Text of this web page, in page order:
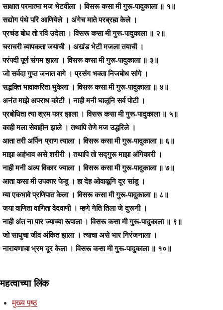
साक्षात परमात्मा मज भेटवीला । विसरू कसा मी गुरू-पादुकाला ॥ १॥
सद्योग पंथे परि आणियेले । अंगेच माते परब्रह्म केले ।
प्रचंड बोध तो रवि उदेला । विसरू कसा मी गुरू-पादुकाला ॥ २॥
चराचरी व्यापकता जयाची । अखंड भेटी मजला तयाची ।
परंपदी पूर्ण संगम झाला । विसरू कसा मी गुरू-पादुकाला ॥ ३॥
जो सर्वदा गुप्त जनात वागे । प्रसंग भक्ता निजबोध सांगे ।
सद्भक्ति भावाकरिता भुकेला । विसरू कसा मी गुरू-पादुकाला ॥ ४॥
अनंत माझे अपराध कोटी । नाही मनी घालूनि सर्व पोटी ।
प्रबोधिता त्या श्रम फार झाला । विसरू कसा मी गुरू-पादुकाला ॥ ५॥
काही मला सेवाहीन झाले । तथापि तेणे मज उद्धरिले ।
आता तरी अर्पिन प्राण त्याला । विसरू कसा मी गुरू-पादुकाला ॥ ६॥
माझा अहंभाव असे शरीरी । तथापि तो सद्गुरू माझा अंगिकारी ।
नाही मनी अल्प विकार ज्याला । विसरू कसा मी गुरू-पादुकाला ॥ ७॥
आता कसा मी उपकार फेडू । हा देह ओवाळूनि दूर सांडू ।
म्या एकभावे प्रणिपात केला । विसरू कसा मी गुरू-पादुकाला ॥ ८॥
जया वाणिता वाणिता वेदवाणी । म्हणे नेति तिला जे दुरूनी ।
नाही अंत ना पार ज्याच्या रूपाला । विसरू कसा मी गुरू-पादुकाला ॥ ९॥
जो साधुचा जीव अंकित झाला । त्याचा असे भार निरंजनाला ।
नारायणाचा भ्रम दूर केला । विसरू कसा मी गुरू-पादुकाला ॥ १०॥
महत्वाच्या लिंक
मुख्य पृष्ठ